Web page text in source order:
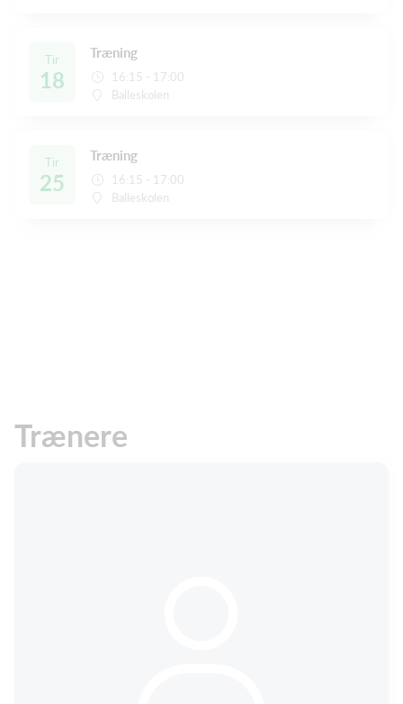
Tir
18
Træning
16:15 - 17:00
Balleskolen
Tir
25
Træning
16:15 - 17:00
Balleskolen
Trænere